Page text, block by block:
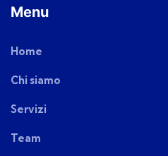
Menu
Home
Chi siamo
Servizi
Team